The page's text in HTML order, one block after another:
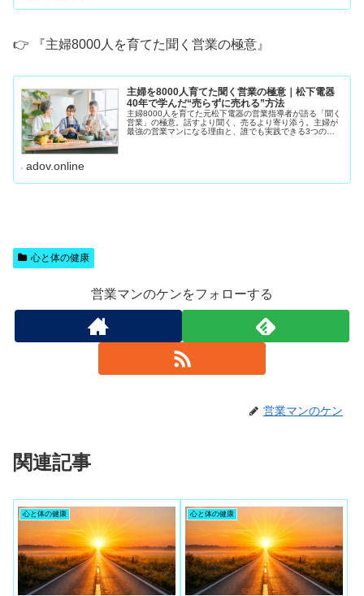
👉 『主婦8000人を育てた聞く営業の極意』
主婦を8000人育てた聞く営業の極意｜松下電器
40年で学んだ“売らずに売れる”方法
主婦8000人を育てた元松下電器の営業指導者が語る「聞く
営業」の極意。話すより聞く、売るより寄り添う。主婦が
最強の営業マンになる理由と、誰でも実践できる3つの聞
adov.online
心と体の健康
営業マンのケンをフォローする
営業マンのケン
関連記事
心と体の健康 心と体の健康